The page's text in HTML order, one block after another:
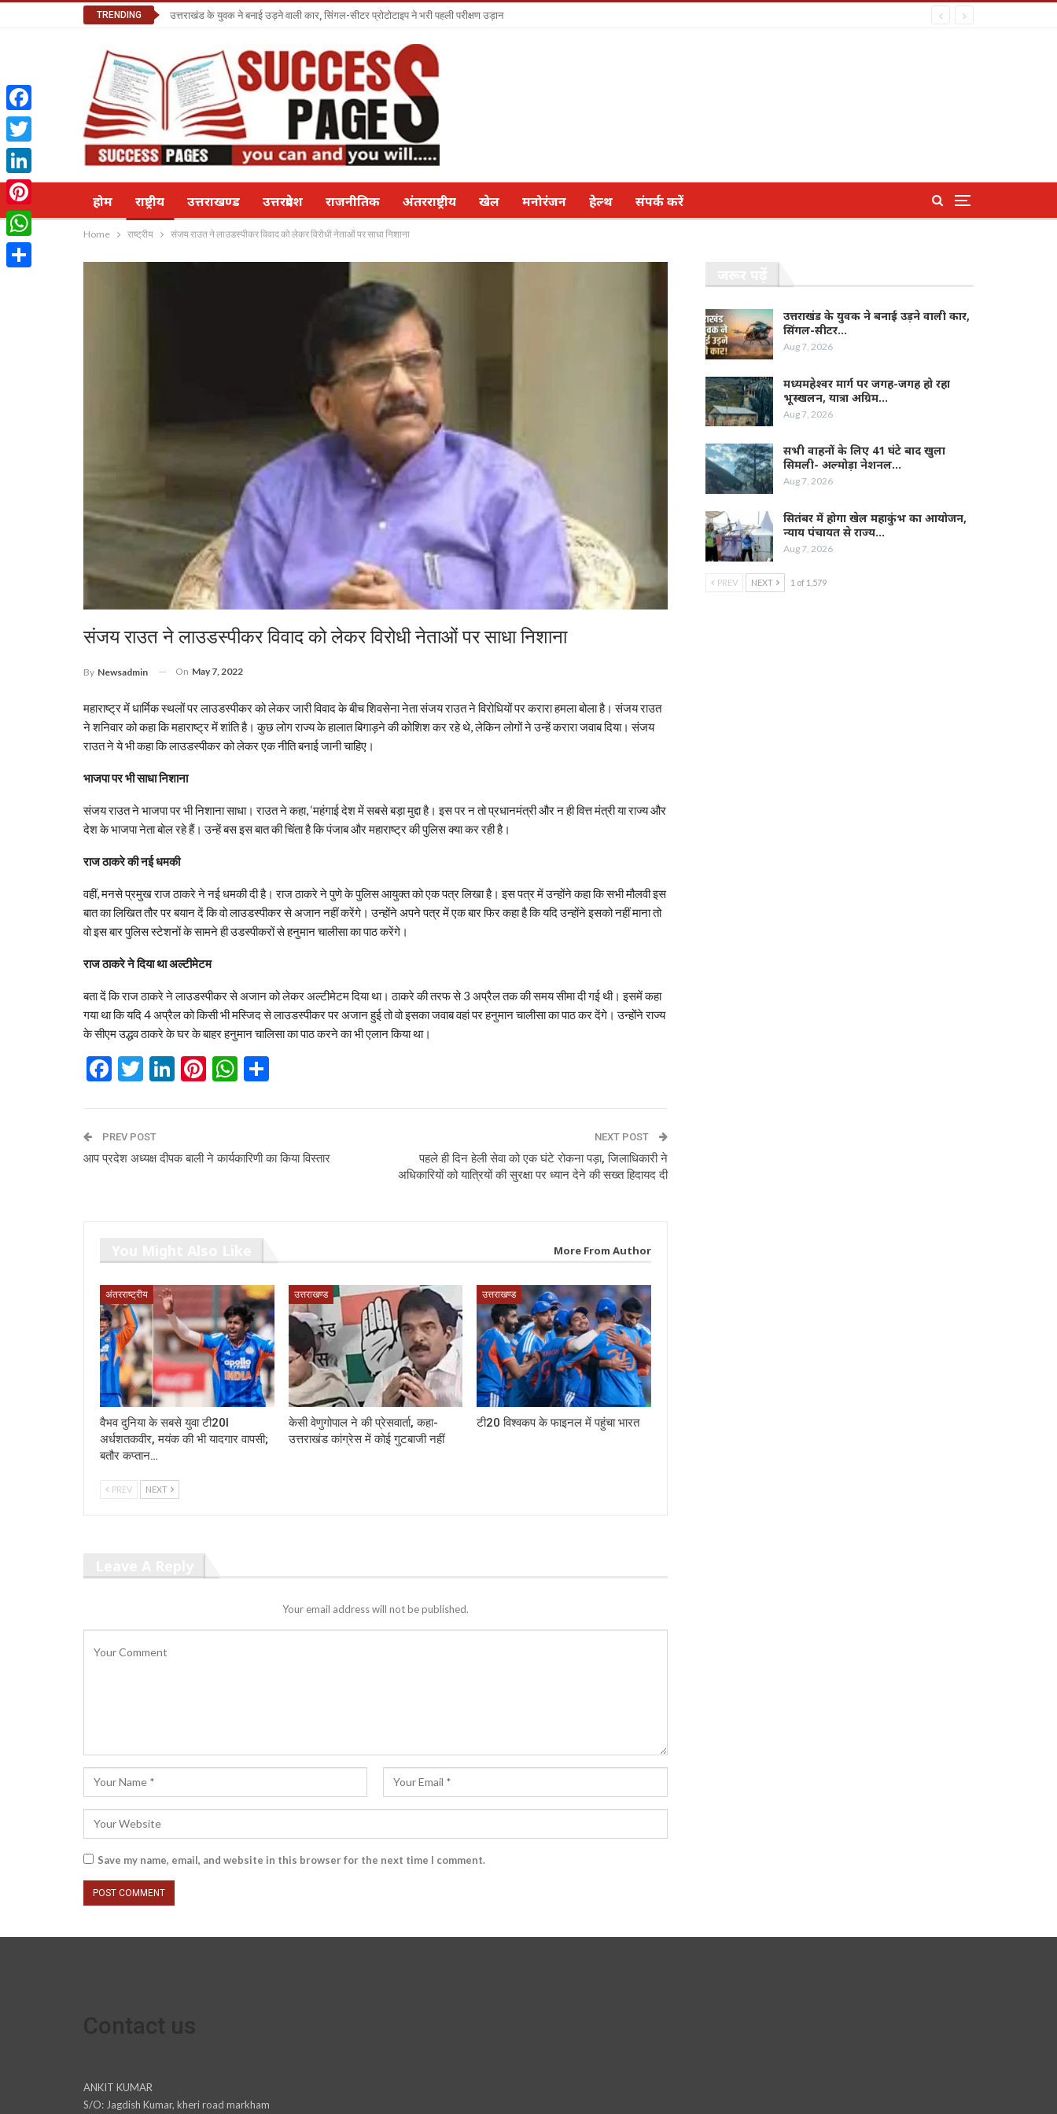
TRENDING उत्तराखंड के युवक ने बनाई उड़ने वाली कार, सिंगल-सीटर प्रोटोटाइप ने भरी पहली परीक्षण उड़ान
होम राष्ट्रीय उत्तराखण्ड उत्तरप्रदेश राजनीतिक अंतरराष्ट्रीय खेल मनोरंजन हेल्थ संपर्क करें
Home राष्ट्रीय संजय राउत ने लाउडस्पीकर विवाद को लेकर विरोधी नेताओं पर साधा निशाना
संजय राउत ने लाउडस्पीकर विवाद को लेकर विरोधी नेताओं पर साधा निशाना
By Newsadmin On May 7, 2022
महाराष्ट्र में धार्मिक स्थलों पर लाउडस्पीकरको लेकर जारी विवाद के बीच शिवसेना नेता संजय राउत ने विरोधियों पर करारा हमला बोला है। संजय राउत
ने शनिवार को कहा कि महाराष्ट्र में शांति है। कुछ लोग राज्य के हालात बिगाड़ने की कोशिश कर रहे थे, लेकिन लोगों ने उन्हें करारा जवाब दिया। संजय
राउत ने ये भी कहा कि लाउडस्पीकर को लेकर एक नीति बनाई जानी चाहिए।
भाजपा पर भी साधा निशाना
संजय राउत ने भाजपा पर भी निशाना साधा। राउत ने कहा, ‘महंगाई देश में सबसे बड़ा मुद्दा है। इस पर न तो प्रधानमंत्री और न ही वित्त मंत्री या राज्य और
देश के भाजपा नेता बोल रहे हैं। उन्हें बस इस बात की चिंता है कि पंजाब और महाराष्ट्र की पुलिस क्या कर रही है।
राज ठाकरे की नई धमकी
वहीं, मनसे प्रमुख राज ठाकरे ने नई धमकी दी है। राज ठाकरे ने पुणे के पुलिस आयुक्‍त को एक पत्र लिखा है। इस पत्र में उन्होंने कहा कि सभी मौलवी इस
बात का लिखित तौर पर बयान दें कि वो लाउडस्‍पीकर से अजान नहीं करेंगे। उन्‍होंने अपने पत्र में एक बार फिर कहा है कि यदि उन्‍होंने इसको नहीं माना तो
वो इस बार पुलिस स्‍टेशनों के सामने ही उडस्‍पीकरों से हनुमान चालीसा का पाठ करेंगे।
राज ठाकरे ने दिया था अल्टीमेटम
बता दें कि राज ठाकरे ने लाउडस्पीकर से अजान को लेकर अल्टीमेटम दिया था। ठाकरे की तरफ से 3 अप्रैल तक की समय सीमा दी गई थी। इसमें कहा
गया था कि यदि 4 अप्रैल को किसी भी मस्जिद से लाउडस्‍पीकर पर अजान हुई तो वो इसका जवाब वहां पर हनुमान चालीसा का पाठ कर देंगे। उन्‍होंने राज्‍य
के सीएम उद्धव ठाकरे के घर के बाहर हनुमान चालिसा का पाठ करने का भी एलान किया था।
Facebook
Twitter
LinkedIn
Pinterest
WhatsApp
PREV POST
आप प्रदेश अध्यक्ष दीपक बाली ने कार्यकारिणी का किया विस्तार
NEXT POST
पहले ही दिन हेली सेवा को एक घंटे रोकना पड़ा, जिलाधिकारी ने
अधिकारियों को यात्रियों की सुरक्षा पर ध्‍यान देने की सख्‍त हिदायद दी
More From Author
अंतरराष्ट्रीय
वैभव दुनिया के सबसे युवा टी20I
अर्धशतकवीर, मयंक की भी यादगार वापसी;
बतौर कप्तान…
उत्तराखण्ड
केसी वेणुगोपाल ने की प्रेसवार्ता, कहा-
उत्तराखंड कांग्रेस में कोई गुटबाजी नहीं
उत्तराखण्ड
टी20 विश्वकप के फाइनल में पहुंचा भारत
PREV NEXT
Your email address will not be published.
Save my name, email, and website in this browser for the next time I comment.
उत्तराखंड के युवक ने बनाई उड़ने वाली कार,
सिंगल-सीटर…
Aug 7, 2026
मध्यमहेश्वर मार्ग पर जगह-जगह हो रहा
भूस्खलन, यात्रा अग्रिम…
Aug 7, 2026
सभी वाहनों के लिए 41 घंटे बाद खुला
सिमली- अल्मोड़ा नेशनल…
Aug 7, 2026
सितंबर में होगा खेल महाकुंभ का आयोजन,
न्याय पंचायत से राज्य…
Aug 7, 2026
PREV NEXT 1 of 1,579
ANKIT KUMAR
S/O: Jagdish Kumar, kheri road markham
Facebook
Twitter
LinkedIn
Pinterest
WhatsApp